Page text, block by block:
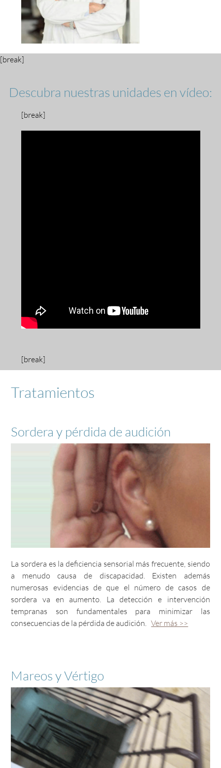
[break]
Descubra nuestras unidades en vídeo:
[break]
[break]
Tratamientos
Sordera y pérdida de audición
La sordera es la deficiencia sensorial más frecuente, siendo
a menudo causa de discapacidad. Existen además
numerosas evidencias de que el número de casos de
sordera va en aumento. La detección e intervención
tempranas son fundamentales para minimizar las
consecuencias de la pérdida de audición.Ver más >>
Mareos y Vértigo